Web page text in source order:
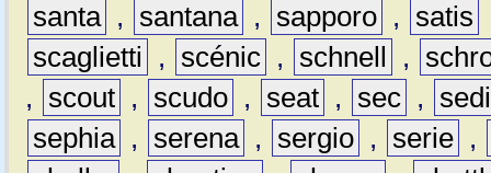
santa , santana , sapporo , satis
scaglietti
, scénic , schnell ,
,
scout , scudo , seat , sec ,
sephia , serena , sergio , serie ,